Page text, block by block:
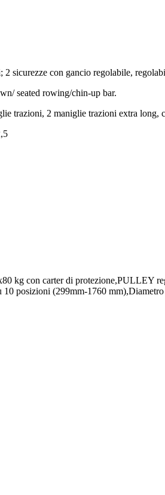
sicurezze con gancio regolabile,
seated rowing/chin-up bar.
trazioni, 2 maniglie trazioni extra long,
kg con carter di protezione,PULLEY
posizioni (299mm-1760